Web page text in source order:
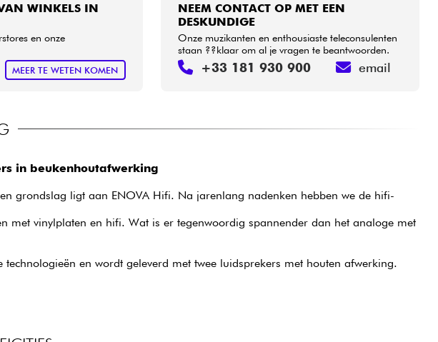
WINKELS IN
en onze
MEER TE WETEN KOMEN
NEEM CONTACT OP MET EEN
DESKUNDIGE
Onze muzikanten en enthousiaste teleconsulenten
staan ??klaar om al je vragen te beantwoorden.
+33 181 930 900 email
in beukenhoutafwerking
grondslag ligt aan ENOVA Hifi. Na jarenlang nadenken hebben we de hifi-
met vinylplaten en hifi. Wat is er tegenwoordig spannender dan het analoge met
en wordt geleverd met twee luidsprekers met houten afwerking.